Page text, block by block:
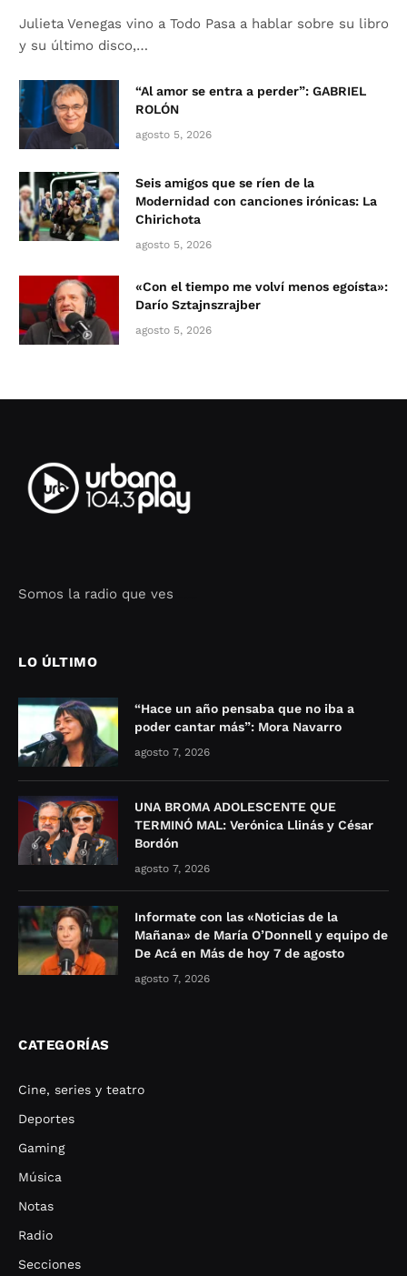
Julieta Venegas vino a Todo Pasa a hablar sobre su libro
y su último disco,…
“Al amor se entra a perder”: GABRIEL
ROLÓN
agosto 5, 2026
Seis amigos que se ríen de la
Modernidad con canciones irónicas: La
Chirichota
agosto 5, 2026
«Con el tiempo me volví menos egoísta»:
Darío Sztajnszrajber
agosto 5, 2026
Somos la radio que ves
LO ÚLTIMO
“Hace un año pensaba que no iba a
poder cantar más”: Mora Navarro
agosto 7, 2026
UNA BROMA ADOLESCENTE QUE
TERMINÓ MAL: Verónica Llinás y César
Bordón
agosto 7, 2026
Informate con las «Noticias de la
Mañana» de María O’Donnell y equipo de
De Acá en Más de hoy 7 de agosto
agosto 7, 2026
CATEGORÍAS
Cine, series y teatro
Deportes
Gaming
Música
Notas
Radio
Secciones